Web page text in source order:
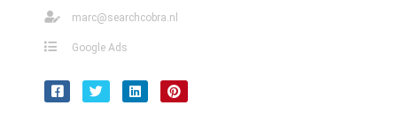
marc@searchcobra.nl
Google Ads